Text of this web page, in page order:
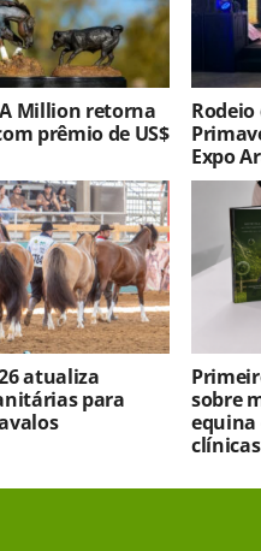
Million retorna
prêmio de US$
Expo
atualiza
para
sobre
equina
clínicas